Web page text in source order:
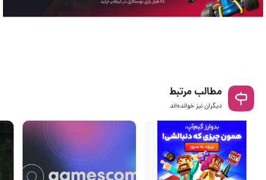
مطالب مرتبط
دیگران نیز خوانده‌اند